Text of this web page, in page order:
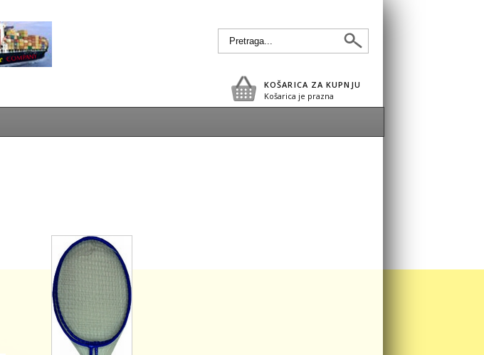
KOŠARICA ZA KUPNJU
Košarica je prazna